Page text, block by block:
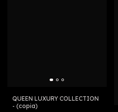
QUEEN LUXURY COLLECTION
- (copia)